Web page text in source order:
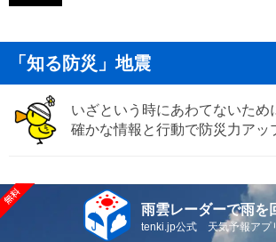
「知る防災」地震
いざという時にあわてないため
確かな情報と行動で防災力アッ
雨雲レーダーで雨を
tenki.jp公式 天気予報アプ